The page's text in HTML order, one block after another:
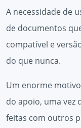
A necessidade de
de documentos
compatível e
do que nunca.
Um enorme
do apoio, uma vez
feitas com outros